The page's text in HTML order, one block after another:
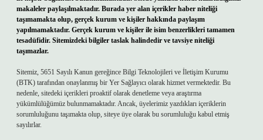
makaleler paylaşılmaktadır. Burada yer alan içerikler haber niteliği
taşımamakta olup, gerçek kurum ve kişiler hakkında paylaşım
yapılmamaktadır. Gerçek kurum ve kişiler ile isim benzerlikleri tamamen
tesadüfidir. Sitemizdeki bilgiler taslak halindedir ve tavsiye niteliği
taşımazlar.
Sitemiz, 5651 Sayılı Kanun gereğince Bilgi Teknolojileri ve İletişim Kurumu
(BTK) tarafından onaylanmış bir Yer Sağlayıcı olarak hizmet vermektedir. Bu
nedenle, sitedeki içerikleri proaktif olarak denetleme veya araştırma
yükümlülüğümüz bulunmamaktadır. Ancak, üyelerimiz yazdıkları içeriklerin
sorumluluğunu taşımakta olup, siteye üye olarak bu sorumluluğu kabul etmiş
sayılırlar.